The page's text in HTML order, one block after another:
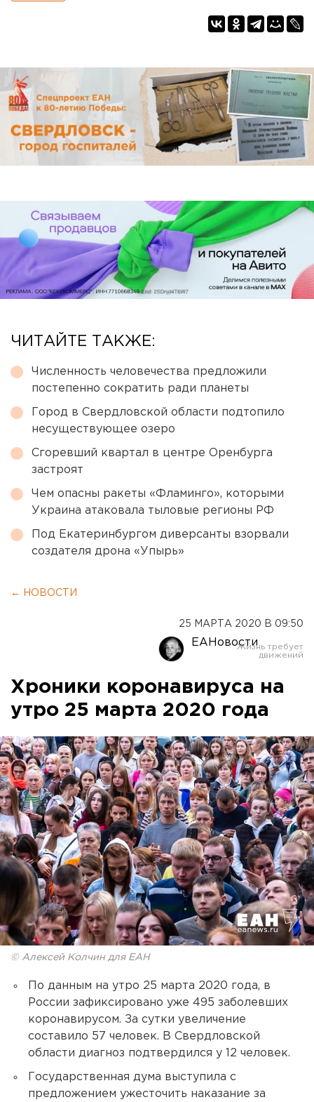
ЧИТАЙТЕ ТАКЖЕ:
Численность человечества предложили
постепенно сократить ради планеты
Город в Свердловской области подтопило
несуществующее озеро
Сгоревший квартал в центре Оренбурга
застроят
Чем опасны ракеты «Фламинго», которыми
Украина атаковала тыловые регионы РФ
Под Екатеринбургом диверсанты взорвали
создателя дрона «Упырь»
← НОВОСТИ
25 МАРТА 2020 В 09:50
ЕАНовости
Хроники коронавируса на
утро 25 марта 2020 года
© Алексей Колчин для ЕАН
По данным на утро 25 марта 2020 года, в
России зафиксировано уже 495 заболевших
коронавирусом. За сутки увеличение
составило 57 человек. В Свердловской
области диагноз подтвердился у 12 человек.
Государственная дума выступила с
предложением ужесточить наказание за